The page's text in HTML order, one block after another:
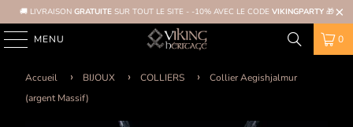
🚚 LIVRAISON GRATUITE SUR TOUT LE SITE - -10% AVEC LE CODE VIKINGPARTY 🎁
MENU 0
Accueil BIJOUX COLLIERS
Collier Aegishjalmur
(argent Massif)